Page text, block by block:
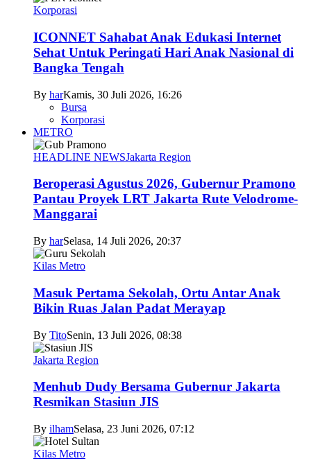
Korporasi
ICONNET Sahabat Anak Edukasi Internet
Sehat Untuk Peringati Hari Anak Nasional di
Bangka Tengah
By harKamis, 30 Juli 2026, 16:26
Bursa
Korporasi
METRO
HEADLINE NEWSJakarta Region
Beroperasi Agustus 2026, Gubernur Pramono
Pantau Proyek LRT Jakarta Rute Velodrome-
Manggarai
By harSelasa, 14 Juli 2026, 20:37
Kilas Metro
Masuk Pertama Sekolah, Ortu Antar Anak
Bikin Ruas Jalan Padat Merayap
By TitoSenin, 13 Juli 2026, 08:38
Jakarta Region
Menhub Dudy Bersama Gubernur Jakarta
Resmikan Stasiun JIS
By ilhamSelasa, 23 Juni 2026, 07:12
Kilas Metro